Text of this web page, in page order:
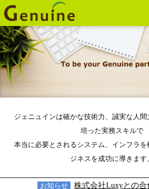
ジェニュインは確かな技術力、誠実な人
培った実務スキルで
本当に必要とされるシステム、インフラ
ジネスを成功に導きます。
お知らせ 株式会社Luxyとの合